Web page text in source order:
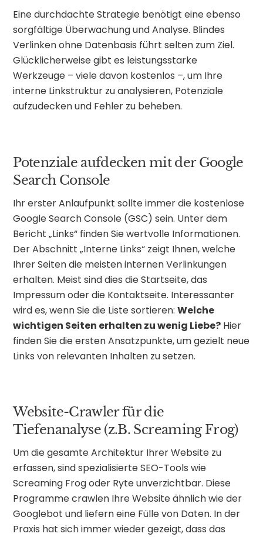
Eine durchdachte Strategie benötigt eine ebenso
sorgfältige Überwachung und Analyse. Blindes
Verlinken ohne Datenbasis führt selten zum Ziel.
Glücklicherweise gibt es leistungsstarke
Werkzeuge – viele davon kostenlos –, um Ihre
interne Linkstruktur zu analysieren, Potenziale
aufzudecken und Fehler zu beheben.
Potenziale aufdecken mit der Google
Search Console
Ihr erster Anlaufpunkt sollte immer die kostenlose
Google Search Console (GSC) sein. Unter dem
Bericht „Links“ finden Sie wertvolle Informationen.
Der Abschnitt „Interne Links“ zeigt Ihnen, welche
Ihrer Seiten die meisten internen Verlinkungen
erhalten. Meist sind dies die Startseite, das
Impressum oder die Kontaktseite. Interessanter
wird es, wenn Sie die Liste sortieren:Welche
wichtigen Seiten erhalten zu wenig Liebe? Hier
finden Sie die ersten Ansatzpunkte, um gezielt neue
Links von relevanten Inhalten zu setzen.
Website-Crawler für die
Tiefenanalyse (z.B. Screaming Frog)
Um die gesamte Architektur Ihrer Website zu
erfassen, sind spezialisierte SEO-Tools wie
Screaming Frog oder Ryte unverzichtbar. Diese
Programme crawlen Ihre Website ähnlich wie der
Googlebot und liefern eine Fülle von Daten. In der
Praxis hat sich immer wieder gezeigt, dass das